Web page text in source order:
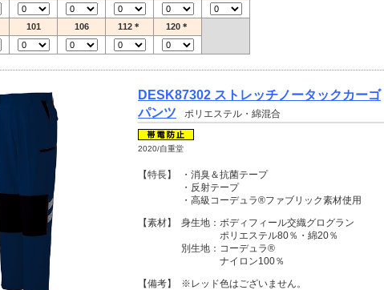
101 106 112＊ 120＊
DESK87302 ストレッチノータックカーゴ
パンツ
ポリエステル・綿混合
2020/自重堂
【特長】
・消臭＆抗菌テープ
・反射テープ
・高級コーデュラ®ファブリック素材使用
【素材】
身生地：ボディフィール交織グログラン
ポリエステル80％・綿20％
別生地：コーデュラ®
ナイロン100％
【備考】
※レッド色はございません。